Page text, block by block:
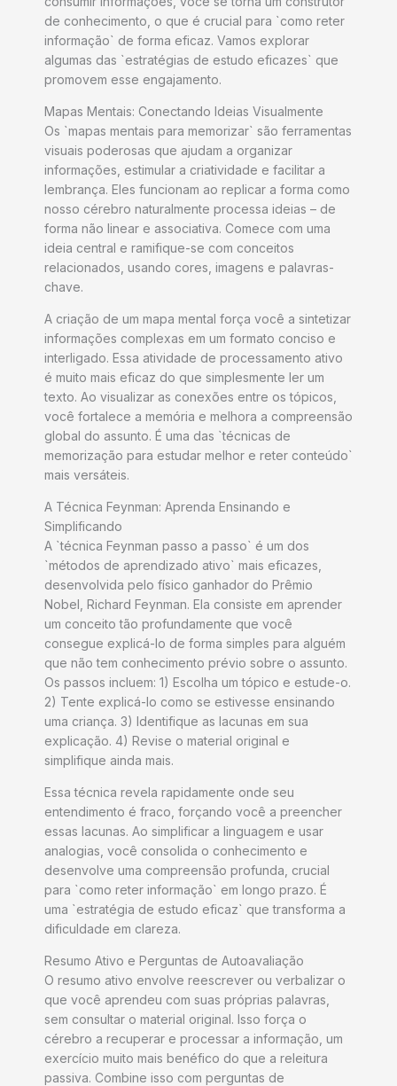
de conhecimento, o que é crucial para `como reter
informação` de forma eficaz. Vamos explorar
algumas das `estratégias de estudo eficazes` que
promovem esse engajamento.
Mapas Mentais: Conectando Ideias Visualmente
Os `mapas mentais para memorizar` são ferramentas
visuais poderosas que ajudam a organizar
informações, estimular a criatividade e facilitar a
lembrança. Eles funcionam ao replicar a forma como
nosso cérebro naturalmente processa ideias – de
forma não linear e associativa. Comece com uma
ideia central e ramifique-se com conceitos
relacionados, usando cores, imagens e palavras-
chave.
A criação de um mapa mental força você a sintetizar
informações complexas em um formato conciso e
interligado. Essa atividade de processamento ativo
é muito mais eficaz do que simplesmente ler um
texto. Ao visualizar as conexões entre os tópicos,
você fortalece a memória e melhora a compreensão
global do assunto. É uma das `técnicas de
memorização para estudar melhor e reter conteúdo`
mais versáteis.
A Técnica Feynman: Aprenda Ensinando e
Simplificando
A `técnica Feynman passo a passo` é um dos
`métodos de aprendizado ativo` mais eficazes,
desenvolvida pelo físico ganhador do Prêmio
Nobel, Richard Feynman. Ela consiste em aprender
um conceito tão profundamente que você
consegue explicá-lo de forma simples para alguém
que não tem conhecimento prévio sobre o assunto.
Os passos incluem: 1) Escolha um tópico e estude-o.
2) Tente explicá-lo como se estivesse ensinando
uma criança. 3) Identifique as lacunas em sua
explicação. 4) Revise o material original e
simplifique ainda mais.
Essa técnica revela rapidamente onde seu
entendimento é fraco, forçando você a preencher
essas lacunas. Ao simplificar a linguagem e usar
analogias, você consolida o conhecimento e
desenvolve uma compreensão profunda, crucial
para `como reter informação` em longo prazo. É
uma `estratégia de estudo eficaz` que transforma a
dificuldade em clareza.
Resumo Ativo e Perguntas de Autoavaliação
O resumo ativo envolve reescrever ou verbalizar o
que você aprendeu com suas próprias palavras,
sem consultar o material original. Isso força o
cérebro a recuperar e processar a informação, um
exercício muito mais benéfico do que a releitura
passiva. Combine isso com perguntas de